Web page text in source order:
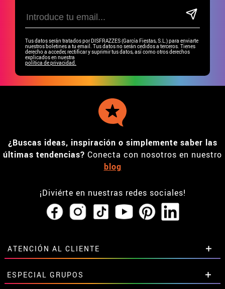
Tus datos serán tratados por DISFRAZZES (García Fiestas, S.L.) para enviarte
nuestros boletines a tu email. Tus datos no serán cedidos a terceros. Tienes
derecho a acceder, rectificar y suprimir tus datos, así como otros derechos
explicados en nuestra
política de privacidad.
¿Buscas ideas, inspiración o simplemente saber las
últimas tendencias? Conecta con nosotros en nuestro
blog
¡Diviérte en nuestras redes sociales!
ATENCIÓN AL CLIENTE
• Horario tienda IBI
•Descuento estudiantes
ESPECIAL GRUPOS